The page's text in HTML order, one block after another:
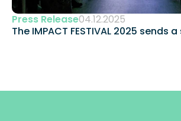
Press Release04.12.2025
The IMPACT FESTIVAL 2025 sends